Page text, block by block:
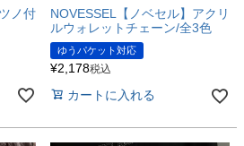
ノ付
NOVESSEL【ノベセル】アクリ
ルウォレットチェーン/全3色
ゆうパケット対応
¥2,178税込
カートに入れる